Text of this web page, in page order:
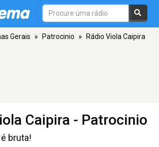
Gerais » Patrocinio » Rádio Viola Caipira
Caipira - Patrocinio
bruta!